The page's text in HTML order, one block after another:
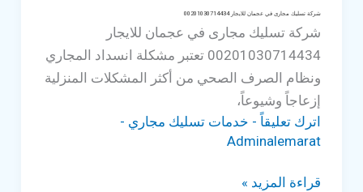
شركة تسليك مجارى في عجمان للايجار 00201030714434
شركة تسليك مجارى في عجمان للايجار
00201030714434 تعتبر مشكلة انسداد المجاري
ونظام الصرف الصحي من أكثر المشكلات المنزلية
إزعاجاً وشيوعاً،
اترك تعليقاً - خدمات تسليك مجاري -
Adminalemarat
شركة
قراءة المزيد »